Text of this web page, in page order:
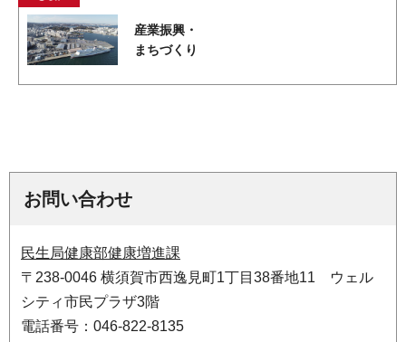
産業振興・
まちづくり
お問い合わせ
民生局健康部健康増進課
〒238-0046 横須賀市西逸見町1丁目38番地11 ウェル
シティ市民プラザ3階
電話番号：046-822-8135